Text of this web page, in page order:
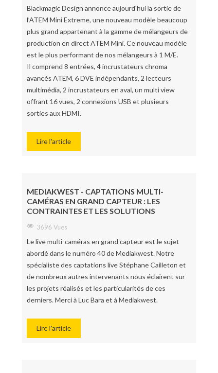
Blackmagic Design annonce aujourd'hui la sortie de
l’ATEM Mini Extreme, une nouveau modèle beaucoup
plus grand appartenant à la gamme de mélangeurs de
production en direct ATEM Mini. Ce nouveau modèle
est le plus performant de nos mélangeurs à 1 M/E.
Il comprend 8 entrées, 4 incrustateurs chroma
avancés ATEM, 6 DVE indépendants, 2 lecteurs
multimédia, 2 incrustateurs en aval, un multi view
offrant 16 vues, 2 connexions USB et plusieurs
sorties aux HDMI.
Lire l'article
MEDIAKWEST - CAPTATIONS MULTI-
CAMÉRAS EN GRAND CAPTEUR : LES
CONTRAINTES ET LES SOLUTIONS
3696 Vues
Le live multi-caméras en grand capteur est le sujet
abordé dans le numéro 40 de Mediakwest. Notre
spécialiste des captations live Stéphane Cailleton et
de nombreux autres intervenants nous éclairent sur
les projets réalisés et les particularités de ces
derniers. Merci à Luc Bara et à Mediakwest.
Lire l'article